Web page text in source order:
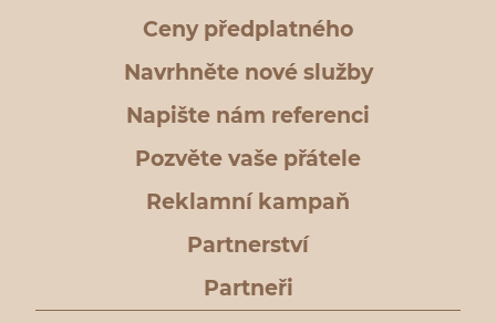
Ceny předplatného
Navrhněte nové služby
Napište nám referenci
Pozvěte vaše přátele
Reklamní kampaň
Partnerství
Partneři